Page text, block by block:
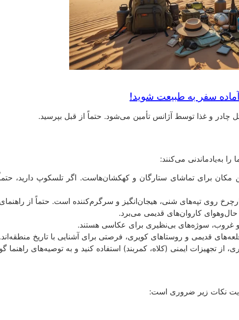
سفر به طبیعت شوید!
چادر و غذا توسط آژانس تأمین می‌شود. حتماً از قبل بپرسید.
به‌یادماندنی می‌کنند:
برای تماشای ستارگان و کهکشان‌هاست. اگر تلسکوپ دارید، حتماً
روی تپه‌های شنی، هیجان‌انگیز و سرگرم‌کننده است. حتماً از
کاروان‌های قدیمی می‌برد.
و غروب، سوژه‌های بی‌نظیری برای عکاسی هستند.
قدیمی و روستاهای کویری، فرصتی برای آشنایی با تاریخ
از تجهیزات ایمنی (کلاه، کمربند) استفاده کنید و به توصیه‌های راهنما
نکات زیر ضروری است: